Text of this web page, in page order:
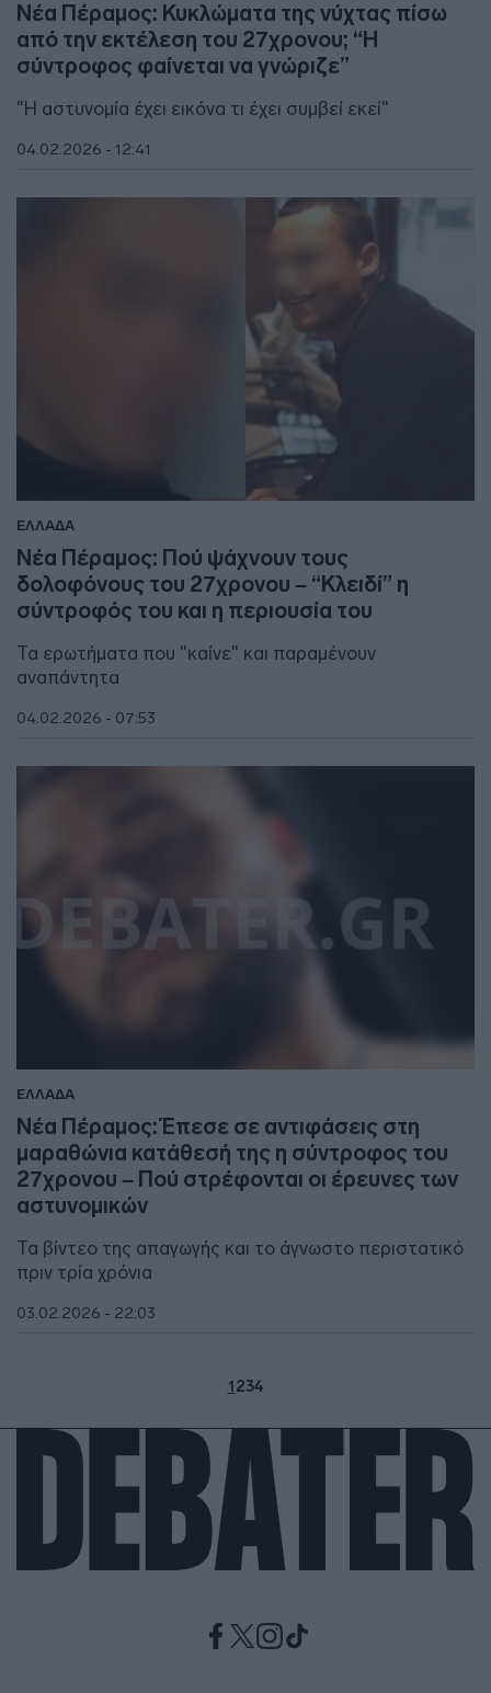
Νέα Πέραμος: Κυκλώματα της νύχτας πίσω
από την εκτέλεση του 27χρονου; “Η
σύντροφος φαίνεται να γνώριζε”
"Η αστυνομία έχει εικόνα τι έχει συμβεί εκεί"
04.02.2026 - 12:41
ΕΛΛΑΔΑ
Νέα Πέραμος: Πού ψάχνουν τους
δολοφόνους του 27χρονου – “Κλειδί” η
σύντροφός του και η περιουσία του
Τα ερωτήματα που "καίνε" και παραμένουν
αναπάντητα
04.02.2026 - 07:53
ΕΛΛΑΔΑ
Νέα Πέραμος: Έπεσε σε αντιφάσεις στη
μαραθώνια κατάθεσή της η σύντροφος του
27χρονου – Πού στρέφονται οι έρευνες των
αστυνομικών
Τα βίντεο της απαγωγής και το άγνωστο περιστατικό
πριν τρία χρόνια
03.02.2026 - 22:03
1234